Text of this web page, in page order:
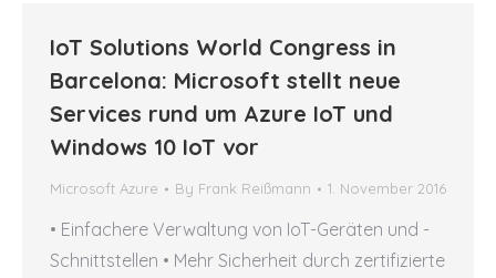
IoT Solutions World Congress in
Barcelona: Microsoft stellt neue
Services rund um Azure IoT und
Windows 10 IoT vor
Microsoft Azure By Frank Reißmann 1. November 2016
• Einfachere Verwaltung von IoT-Geräten und -
Schnittstellen • Mehr Sicherheit durch zertifizierte